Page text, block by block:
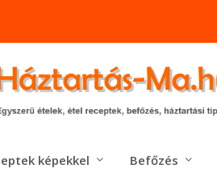
képekkel Befőzés